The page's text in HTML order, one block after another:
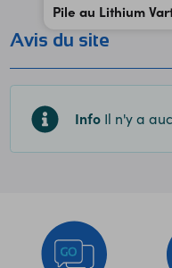
Pile au Lithium
Avis du site
Info Il n'y a